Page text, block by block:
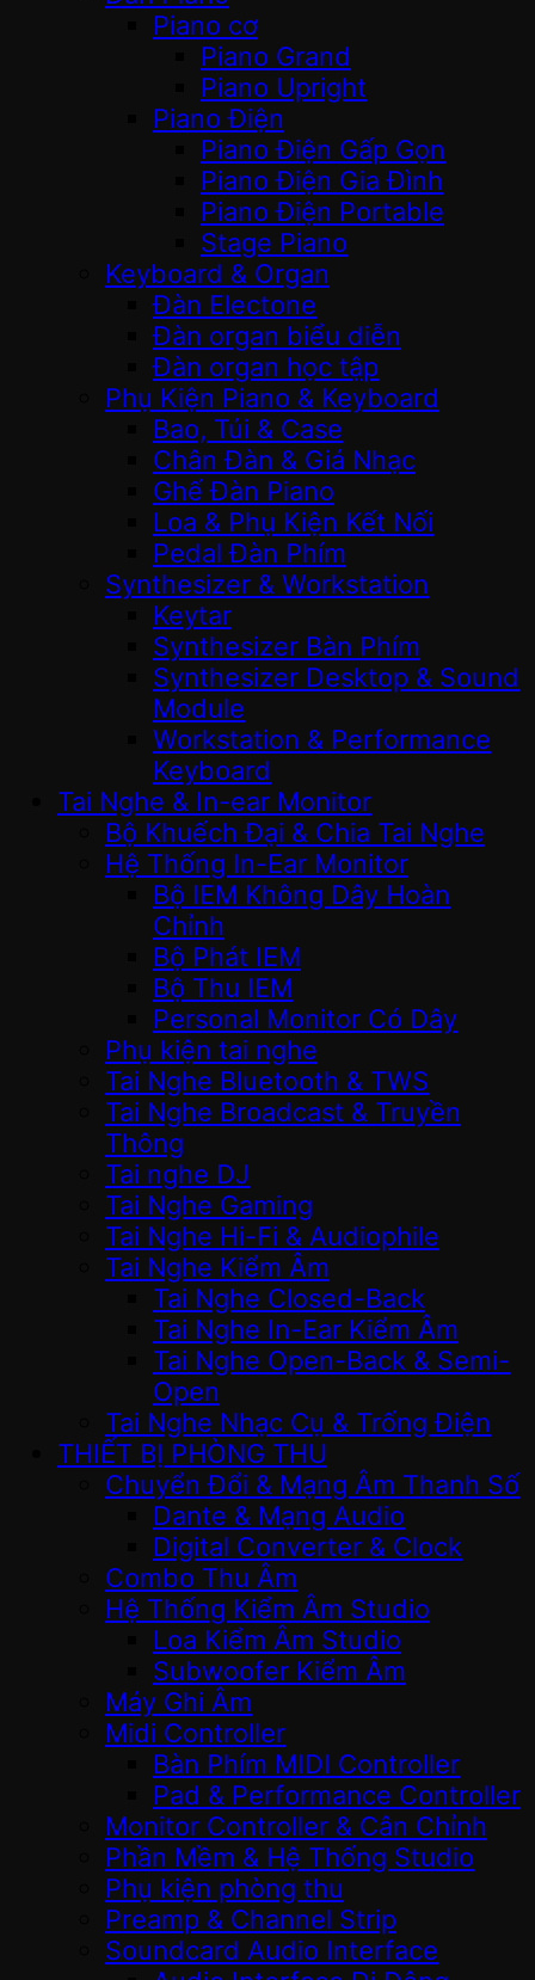
Piano cơ
Piano Grand
Piano Upright
Piano Điện
Piano Điện Gấp Gọn
Piano Điện Gia Đình
Piano Điện Portable
Stage Piano
Keyboard & Organ
Đàn Electone
Đàn organ biểu diễn
Đàn organ học tập
Phụ Kiện Piano & Keyboard
Bao, Túi & Case
Chân Đàn & Giá Nhạc
Ghế Đàn Piano
Loa & Phụ Kiện Kết Nối
Pedal Đàn Phím
Synthesizer & Workstation
Keytar
Synthesizer Bàn Phím
Synthesizer Desktop & Sound
Module
Workstation & Performance
Keyboard
Tai Nghe & In-ear Monitor
Bộ Khuếch Đại & Chia Tai Nghe
Hệ Thống In-Ear Monitor
Bộ IEM Không Dây Hoàn
Chỉnh
Bộ Phát IEM
Bộ Thu IEM
Personal Monitor Có Dây
Phụ kiện tai nghe
Tai Nghe Bluetooth & TWS
Tai Nghe Broadcast & Truyền
Thông
Tai nghe DJ
Tai Nghe Gaming
Tai Nghe Hi-Fi & Audiophile
Tai Nghe Kiểm Âm
Tai Nghe Closed-Back
Tai Nghe In-Ear Kiểm Âm
Tai Nghe Open-Back & Semi-
Open
Tai Nghe Nhạc Cụ & Trống Điện
THIẾT BỊ PHÒNG THU
Chuyển Đổi & Mạng Âm Thanh Số
Dante & Mạng Audio
Digital Converter & Clock
Combo Thu Âm
Hệ Thống Kiểm Âm Studio
Loa Kiểm Âm Studio
Subwoofer Kiểm Âm
Máy Ghi Âm
Midi Controller
Bàn Phím MIDI Controller
Pad & Performance Controller
Monitor Controller & Cân Chỉnh
Phần Mềm & Hệ Thống Studio
Phụ kiện phòng thu
Preamp & Channel Strip
Soundcard Audio Interface